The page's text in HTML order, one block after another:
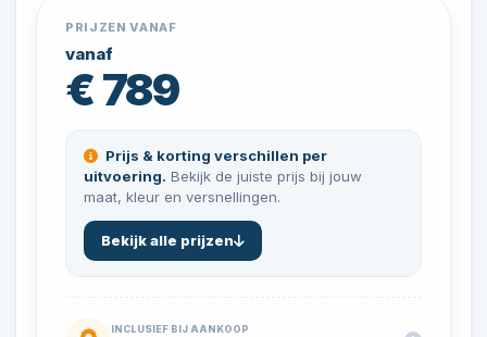
PRIJZEN VANAF
vanaf
€ 789
Prijs & korting verschillen per
uitvoering. Bekijk de juiste prijs bij jouw
maat, kleur en versnellingen.
Bekijk alle prijzen
INCLUSIEF BIJ AANKOOP